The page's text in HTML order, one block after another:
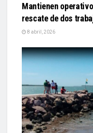
Mantienen
rescate de dos
8 abril, 2026